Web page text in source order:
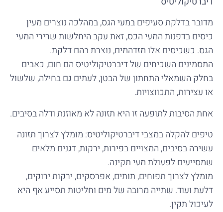
מדובר בדלקת סעיפים במעי הגס, במהלכה נוצרים מעין
כיסים בדפנות המעי הכס, זאת עקב היחלשות שרירי המעי
הגס. כשכיסים אלו מזדהמים, נוצרת בהם דלקת.
התסמינים השכיחים של דיברטיקוליטיס הם חום, כאבים
בחלק השמאלי התחתון של הבטן, לעתים גם בחילה, שלשול
או עצירות, התכווצויות.
אחת הסיבות לתופעה זו היא תזונה לא מאוזנת ודלה בסיבים.
טיפים להקלה במצבי דיברטיקוליטיס: מומלץ לצרוך תזונה
עשירה בסיבים, המצויים בפירות, ירקות, דגנים מלאים
שמסייעים לפעולת מעי תקינה.
מומלץ לצרוך תפוחים, תותים, אפרסקים, ירקות ירוקים,
דלעת ועוד. שתייה מרובה של מים וחליטות תסייע אף היא
לעיכול תקין.